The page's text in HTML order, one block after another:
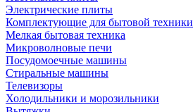
Электрические плиты
Комплектующие для бытовой техники
Мелкая бытовая техника
Микроволновые печи
Посудомоечные машины
Стиральные машины
Телевизоры
Холодильники и морозильники